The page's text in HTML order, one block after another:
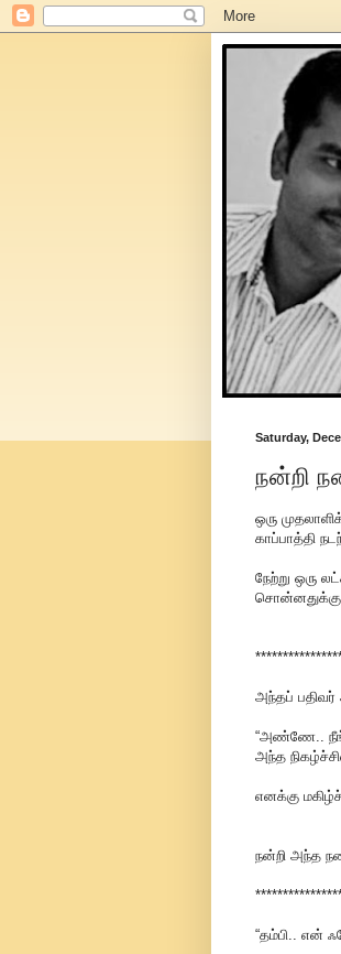
Saturday,
நன்றி
ஒரு
காப்பாத்தி
நேற்று ஒரு
அந்தப் பதிவர்
“அண்ணே.. நீங்க
அந்த
எனக்கு
நன்றி அந்த
“தம்பி.. என்